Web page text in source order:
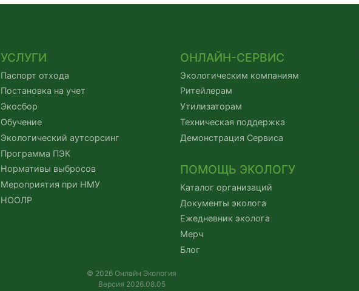
УСЛУГИ
Паспорт отхода
Постановка на учет
Экосбор
Обучение
Экологический аутсорсинг
Программа ПЭК
Нормативы выбросов
Мероприятия при НМУ
НООЛР
ОНЛАЙН-СЕРВИС
Экологическим компаниям
Ритейлерам
Утилизаторам
Техническая поддержка
Демонстрация Сервиса
ПОМОЩЬ ЭКОЛОГУ
Каталог организаций
Документы эколога
Ежедневник эколога
Мерч
Блог
© 2026 Онлайн Экология
Версия 2026.08.05